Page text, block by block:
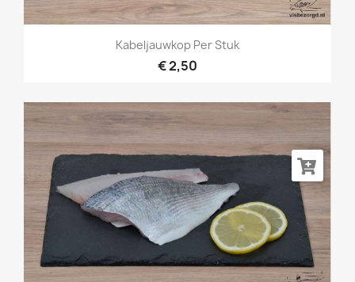
Kabeljauwkop Per Stuk
€ 2,50